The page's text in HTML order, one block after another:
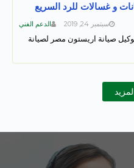
و غسالات للرد السريع
الدعم الفني سبتمبر 24, 2019
صيانة اريستون مصر لصيانة